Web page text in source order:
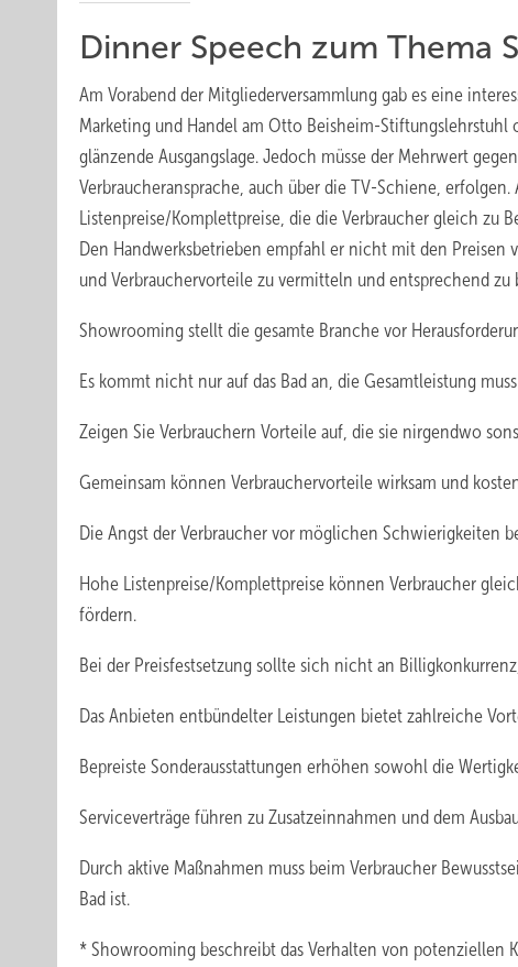
Dinner Speech zum Thema
Am Vorabend der Mitgliederversammlung gab es eine
Marketing und Handel am ­Otto Beisheim-Stiftungslehrstuhl
glänzende Ausgangslage. Jedoch müsse der Mehrwert
Verbraucheransprache, auch über die TV-Schiene,
Listenpreise/Komplettpreise, die die Verbraucher gleich zu
Den Handwerksbetrieben empfahl er nicht mit den
und Verbrauchervorteile zu vermitteln und entsprechend zu
Showrooming stellt die gesamte Branche vor
Es kommt nicht nur auf das Bad an, die Gesamtleistung
Zeigen Sie Verbrauchern Vorteile auf, die sie nirgendwo
Gemeinsam können Verbrauchervorteile wirksam und
Die Angst der Verbraucher vor möglichen
Hohe Listenpreise/Komplettpreise können Verbraucher
fördern.
Bei der Preisfestsetzung sollte sich nicht an
Das Anbieten entbündelter Leistungen bietet zahlreiche
Bepreiste Sonderausstattungen erhöhen sowohl die
Serviceverträge führen zu Zusatzeinnahmen und dem
Durch aktive Maßnahmen muss beim Verbraucher
Bad ist.
* Showrooming beschreibt das Verhalten von potenziellen